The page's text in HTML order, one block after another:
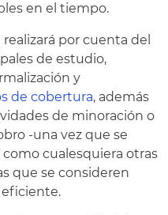
en el tiempo.
por cuenta del
de estudio,
y
de cobertura, además
de minoración o
-una vez que se
cualesquiera otras
que se consideren
eficiente.